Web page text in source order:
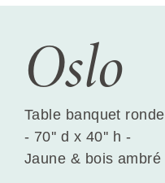
Oslo
Table banquet ronde
- 70'' d x 40'' h -
Jaune & bois ambré